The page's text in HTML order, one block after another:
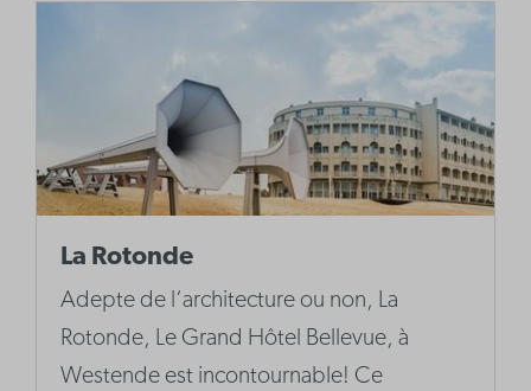
La Rotonde
Adepte de l‘architecture ou non, La
Rotonde, Le Grand Hôtel Bellevue, à
Westende est incontournable! Ce